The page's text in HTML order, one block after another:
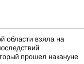
области взяла на
прошел накануне